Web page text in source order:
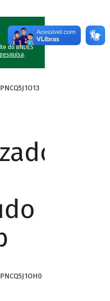
do BNDES
pesquisa.